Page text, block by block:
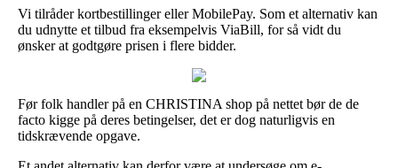
Vi tilråder kortbestillinger eller MobilePay. Som et alternativ kan
du udnytte et tilbud fra eksempelvis ViaBill, for så vidt du
ønsker at godtgøre prisen i flere bidder.
Før folk handler på en CHRISTINA shop på nettet bør de de
facto kigge på deres betingelser, det er dog naturligvis en
tidskrævende opgave.